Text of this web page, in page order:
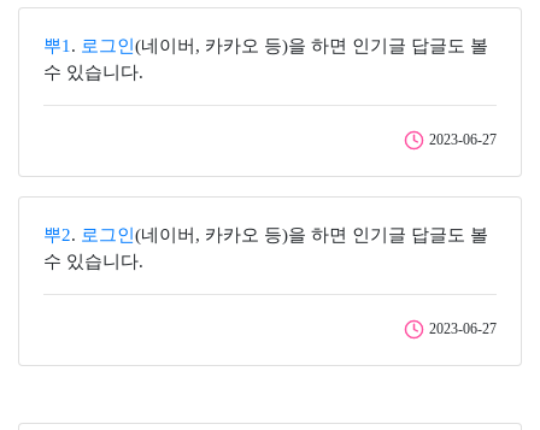
뿌1 . 로그인 (네이버, 카카오 등)을 하면 인기글 답글도 볼
수 있습니다.
2023-06-27
뿌2. 로그인 (네이버, 카카오 등)을 하면 인기글 답글도 볼
수 있습니다.
2023-06-27